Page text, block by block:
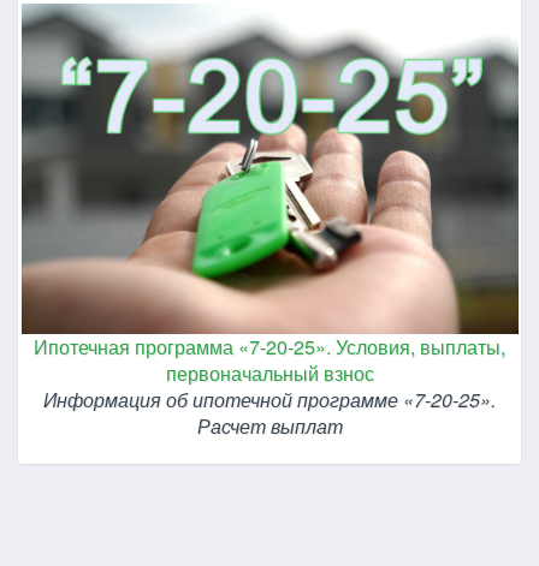
Ипотечная программа «7-20-25». Условия, выплаты,
первоначальный взнос
Информация об ипотечной программе «7-20-25».
Расчет выплат